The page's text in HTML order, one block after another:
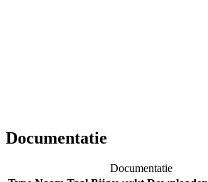
Documentatie
Documentatie